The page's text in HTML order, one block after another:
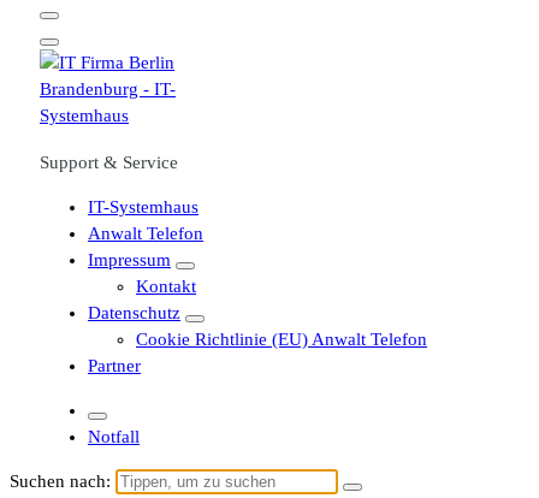
Support & Service
IT-Systemhaus
Anwalt Telefon
Impressum
Kontakt
Datenschutz
Cookie Richtlinie (EU) Anwalt Telefon
Partner
Notfall
Suchen nach: